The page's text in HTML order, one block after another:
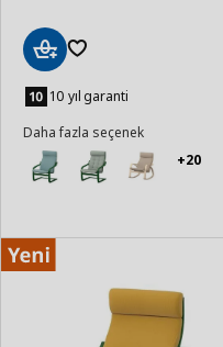
Ekle 10 yıl garanti
Daha fazla seçenek
+20